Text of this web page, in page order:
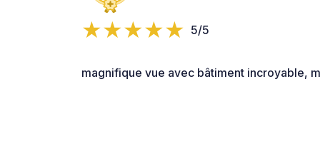
5/5
magnifique vue avec bâtiment incroyable,